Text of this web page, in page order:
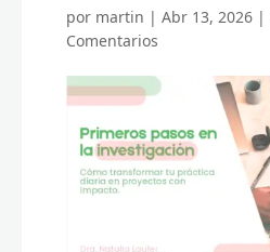
por martin | Abr 13, 2026|
Comentarios